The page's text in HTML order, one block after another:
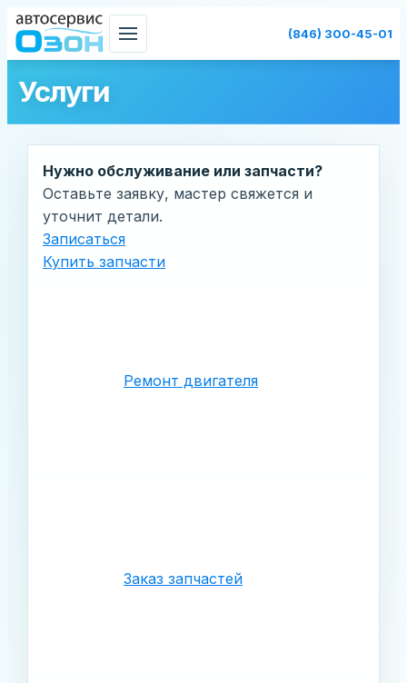
(846) 300-45-01
to
Услуги
Нужно обслуживание или запчасти?
Оставьте заявку, мастер свяжется и
уточнит детали.
Записаться
Купить запчасти
Ремонт двигателя
Заказ запчастей